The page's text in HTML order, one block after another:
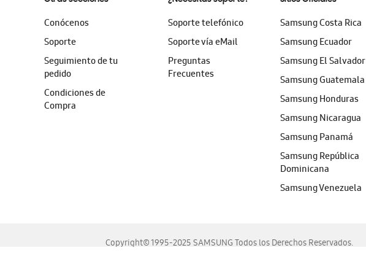
Conócenos
Soporte
Seguimiento de tu
pedido
Condiciones de
Compra
Soporte telefónico
Soporte vía eMail
Preguntas
Frecuentes
Samsung Costa Rica
Samsung Ecuador
Samsung El Salvador
Samsung Guatemala
Samsung Honduras
Samsung Nicaragua
Samsung Panamá
Samsung República
Dominicana
Samsung Venezuela
Copyright© 1995-2025 SAMSUNG Todos los Derechos Reservados.